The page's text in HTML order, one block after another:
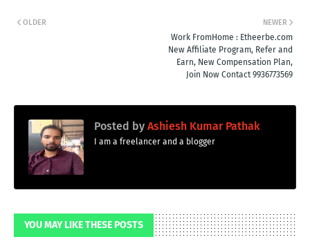
NEWER
Work FromHome : Etheerbe.com
New Affiliate Program, Refer and
Earn, New Compensation Plan,
Join Now Contact 9936773569
OLDER
Posted by Ashiesh Kumar Pathak
I am a freelancer and a blogger
YOU MAY LIKE THESE POSTS